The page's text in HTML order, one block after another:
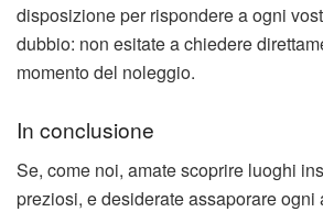
disposizione per rispondere a ogni
dubbio: non esitate a chiedere
momento del noleggio.
In conclusione
Se, come noi, amate scoprire luoghi
preziosi, e desiderate assaporare ogni